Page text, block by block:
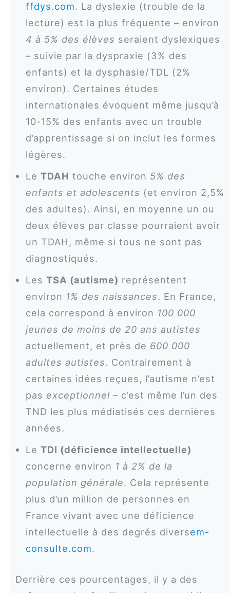
ffdys.com. La dyslexie (trouble de la
lecture) est la plus fréquente – environ
4 à 5% des élèves seraient dyslexiques
– suivie par la dyspraxie (3% des
enfants) et la dysphasie/TDL (2%
environ). Certaines études
internationales évoquent même jusqu’à
10-15% des enfants avec un trouble
d’apprentissage si on inclut les formes
légères.
Le TDAH touche environ 5% des
enfants et adolescents (et environ 2,5%
des adultes). Ainsi, en moyenne un ou
deux élèves par classe pourraient avoir
un TDAH, même si tous ne sont pas
diagnostiqués.
Les TSA (autisme) représentent
environ 1% des naissances. En France,
cela correspond à environ 100 000
jeunes de moins de 20 ans autistes
actuellement, et près de 600 000
adultes autistes. Contrairement à
certaines idées reçues, l’autisme n’est
pas exceptionnel – c’est même l’un des
TND les plus médiatisés ces dernières
années.
Le TDI (déficience intellectuelle)
concerne environ 1 à 2% de la
population générale. Cela représente
plus d’un million de personnes en
France vivant avec une déficience
intellectuelle à des degrés diversem-
consulte.com.
Derrière ces pourcentages, il y a des